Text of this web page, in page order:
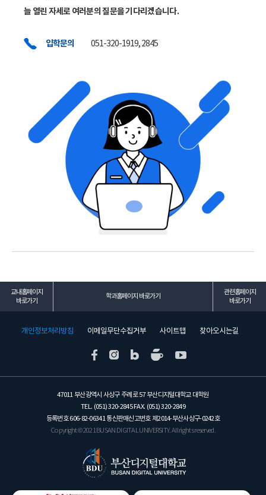
늘 열린 자세로 여러분의 질문을 기다리겠습니다.
입학문의 051-320-1919, 2845
교내홈페이지
바로가기
학과홈페이지 바로가기
관련홈페이지
바로가기
개인정보처리방침 이메일무단수집거부 사이트맵 찾아오시는길
47011 부산광역시 사상구 주례로 57 부산디지털대학교 대학원
TEL. (051) 320-2845 FAX. (051) 320-2849
등록번호 606-82-06341 통신판매신고번호 제2014-부산사상구-0242호
Copyright © 2021 BUSAN DIGITAL UNIVERSITY. All rights reserved.